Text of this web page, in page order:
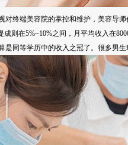
终端美容院的掌控和维护，美容导
则在5%~10%之间，月平均收入在
同等学历中的收入之冠了。很多男